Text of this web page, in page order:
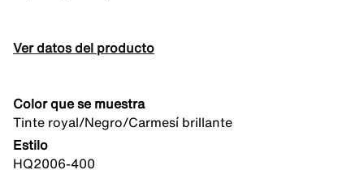
Ver datos del producto
Color que se muestra
Tinte royal/Negro/Carmesí brillante
Estilo
HQ2006-400